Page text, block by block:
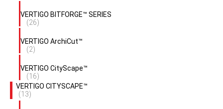
VERTIGO BITFORGE™ SERIES
(26)
VERTIGO ArchiCut™
(2)
VERTIGO CityScape™
(16)
VERTIGO CITYSCAPE™
(13)